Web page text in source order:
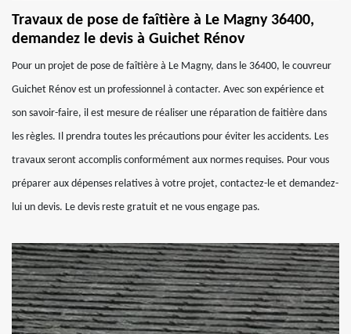
Travaux de pose de faîtière à Le Magny 36400,
demandez le devis à Guichet Rénov
Pour un projet de pose de faîtière à Le Magny, dans le 36400, le couvreur
Guichet Rénov est un professionnel à contacter. Avec son expérience et
son savoir-faire, il est mesure de réaliser une réparation de faitière dans
les règles. Il prendra toutes les précautions pour éviter les accidents. Les
travaux seront accomplis conformément aux normes requises. Pour vous
préparer aux dépenses relatives à votre projet, contactez-le et demandez-
lui un devis. Le devis reste gratuit et ne vous engage pas.